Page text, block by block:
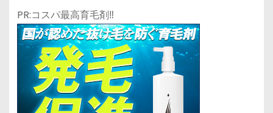
PR:コスパ最高育毛剤‼